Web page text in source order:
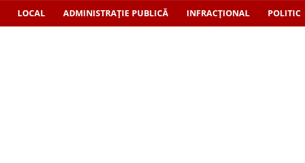
LOCAL ADMINISTRAȚIE PUBLICĂ INFRACȚIONAL POLITIC